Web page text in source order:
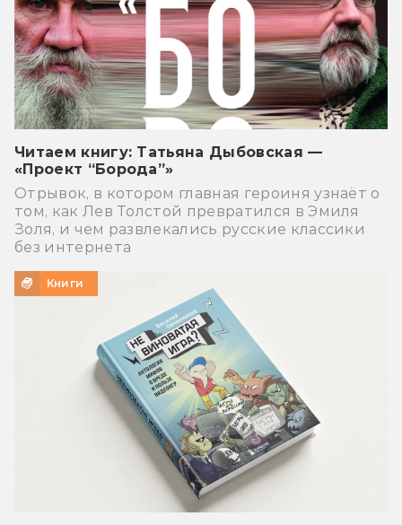
Читаем книгу: Татьяна Дыбовская —
«Проект “Борода”»
Отрывок, в котором главная героиня узнаёт о
том, как Лев Толстой превратился в Эмиля
Золя, и чем развлекались русские классики
без интернета
Книги